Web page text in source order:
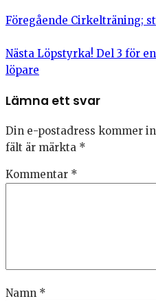
Föregående Cirkelträning;
Nästa Löpstyrka! Del 3 för
löpare
Lämna ett svar
Din e-postadress kommer
fält är märkta *
Kommentar *
Namn *